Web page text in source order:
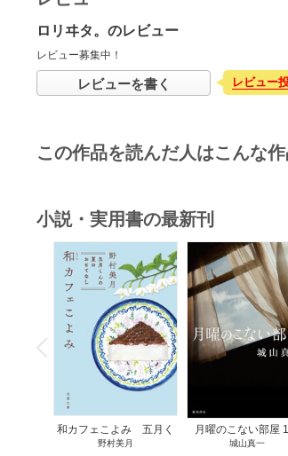
ロリヰタ。のレビュー
レビュー募集中！
レビューを書く レビュー
この作品を読んだ人はこんな
小説・実用書の最新刊
P
r
e
v
i
o
u
和カフェこよみ 五月く
んの夏のおもてなし 1巻
野村美月
月曜のこない部屋
城山真一